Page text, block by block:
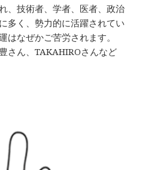
、技術者、学者、医者、政治
多く、勢力的に活躍されてい
はなぜかご苦労されます。
さん、TAKAHIROさんなど